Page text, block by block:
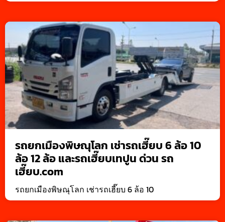
รถยกเมืองพิษณุโลก เช่ารถเฮี๊ยบ 6 ล้อ 10
ล้อ 12 ล้อ และรถเฮี๊ยบเทปูน ด่วน รถ
เฮี๊ยบ.com
รถยกเมืองพิษณุโลก เช่ารถเฮี๊ยบ 6 ล้อ 10